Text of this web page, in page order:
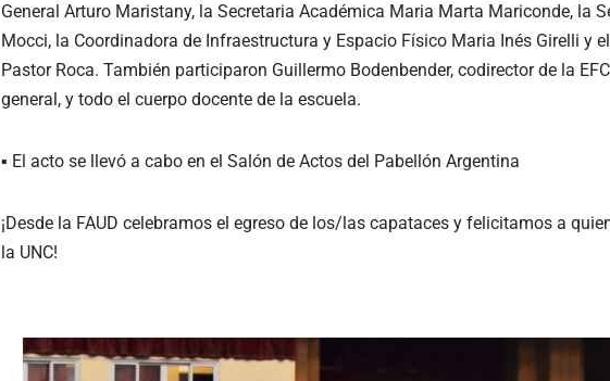
General Arturo Maristany, la Secretaria Académica Maria Marta Mariconde, la
Mocci, la Coordinadora de Infraestructura y Espacio Físico Maria Inés Girelli y
Pastor Roca. También participaron Guillermo Bodenbender, codirector de la
general, y todo el cuerpo docente de la escuela.
▪ El acto se llevó a cabo en el Salón de Actos del Pabellón Argentina
¡Desde la FAUD celebramos el egreso de los/las capataces y felicitamos a
la UNC!